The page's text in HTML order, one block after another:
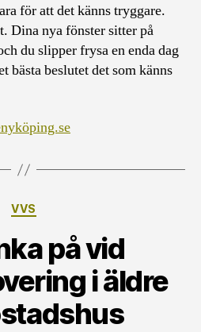
för att det känns tryggare.
Dina nya fönster sitter på
du slipper frysa en enda dag
bästa beslutet det som känns
Kategorier
VVS
på vid
i äldre